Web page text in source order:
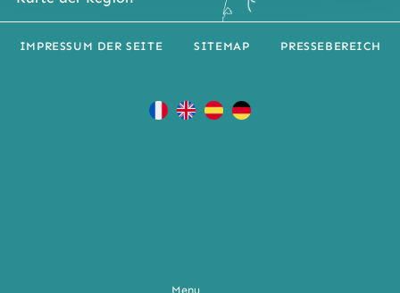
Menu
IMPRESSUM DER SEITE SITEMAP PRESSEBEREICH